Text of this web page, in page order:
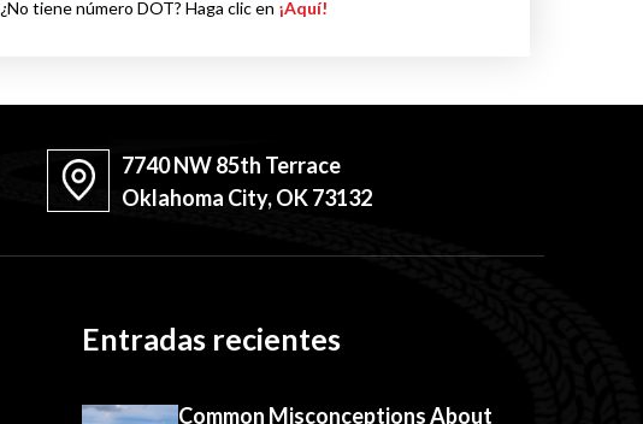
¿No tiene número DOT? Haga clic en ¡Aquí!
7740 NW 85th Terrace
Oklahoma City, OK 73132
Entradas recientes
Common Misconceptions About